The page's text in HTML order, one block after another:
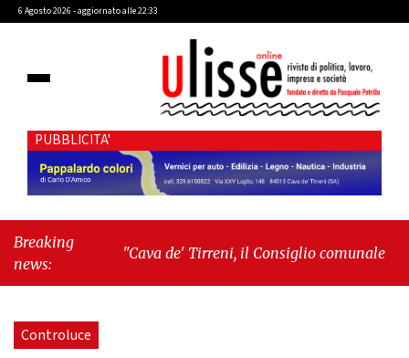
6 Agosto 2026 - aggiornato alle 22:33
PUBBLICITA'
Breaking
news:
"Cava de' Tirreni, il Consiglio comunale conferma
storica: la ceramica ammessa alla fase europea
per l’IGP"
Controluce